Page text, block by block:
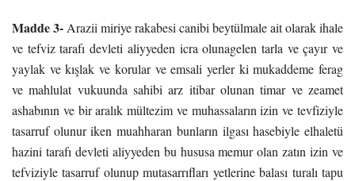
Madde 3- Arazii miriye rakabesi canibi beytülmale ait olarak ihale
ve tefviz tarafı devleti aliyyeden icra olunagelen tarla ve çayır ve
yaylak ve kışlak ve korular ve emsali yerler ki mukaddeme ferag
ve mahlulat vukuunda sahibi arz itibar olunan timar ve zeamet
ashabının ve bir aralık mültezim ve muhassaların izin ve tevfiziyle
tasarruf olunur iken muahharan bunların ilgası hasebiyle elhaletü
hazini tarafı devleti aliyyeden bu hususa memur olan zatın izin ve
tefviziyle tasarruf olunup mutasarrıfları yetlerine balası turalı tapu